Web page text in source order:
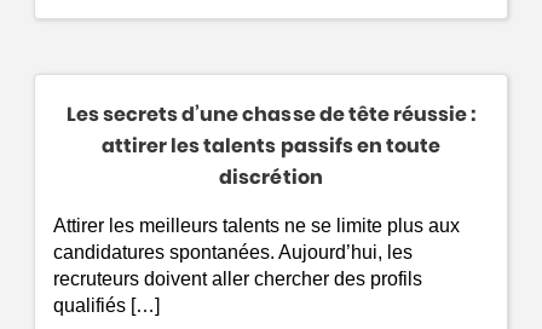
Les secrets d’une chasse de tête réussie :
attirer les talents passifs en toute
discrétion
Attirer les meilleurs talents ne se limite plus aux
candidatures spontanées. Aujourd’hui, les
recruteurs doivent aller chercher des profils
qualifiés […]